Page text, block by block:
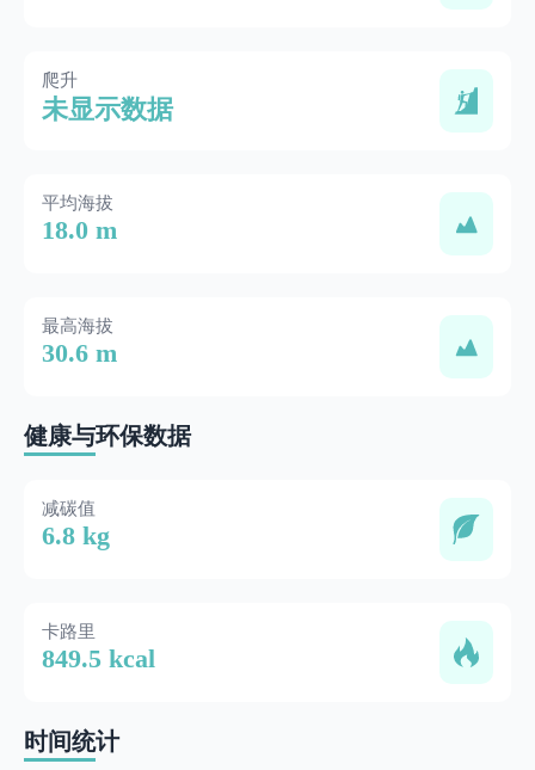
爬升
未显示数据
平均海拔
18.0 m
最高海拔
30.6 m
健康与环保数据
减碳值
6.8 kg
卡路里
849.5 kcal
时间统计